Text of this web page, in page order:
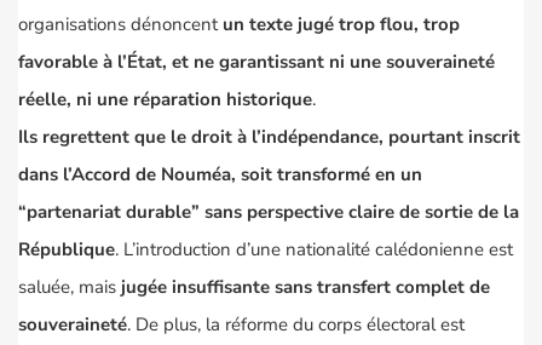
organisations dénoncent un texte jugé trop flou, trop
favorable à l’État, et ne garantissant ni une souveraineté
réelle, ni une réparation historique.
Ils regrettent que le droit à l’indépendance, pourtant inscrit
dans l’Accord de Nouméa, soit transformé en un
“partenariat durable” sans perspective claire de sortie de la
République. L’introduction d’une nationalité calédonienne est
saluée, mais jugée insuffisante sans transfert complet de
souveraineté. De plus, la réforme du corps électoral est